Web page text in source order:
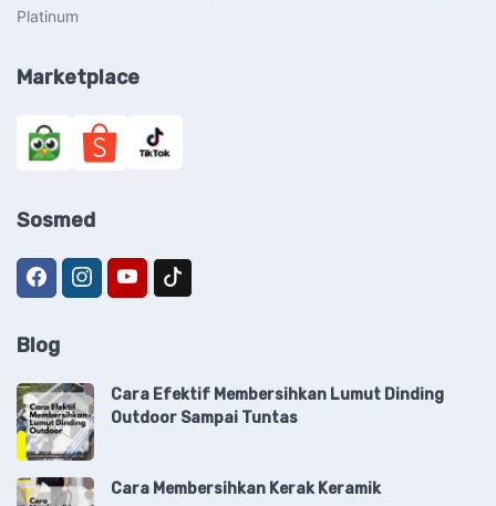
Platinum
Marketplace
Sosmed
Blog
Cara Efektif Membersihkan Lumut Dinding
Outdoor Sampai Tuntas
Cara Membersihkan Kerak Keramik